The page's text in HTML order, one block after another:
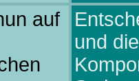
auf
und